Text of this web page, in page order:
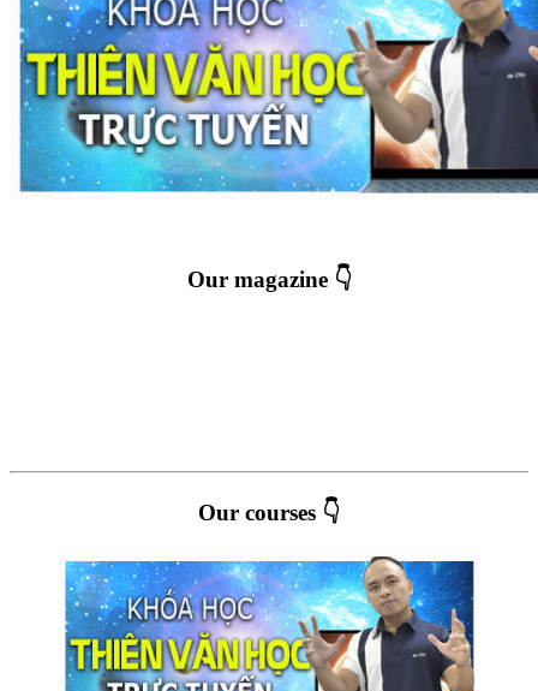
Our magazine 👇
Our courses 👇